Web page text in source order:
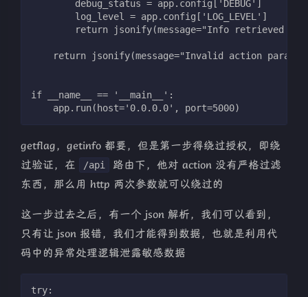
debug_status = app.config['DEBUG']
log_level = app.config['LOG_LEVEL']
return jsonify(message="Info retrieved
return jsonify(message="Invalid action
if __name__ == '__main__':
app.run(host='0.0.0.0', port=5000)
getflag，getinfo 都要，但是第一步得绕过授权，即绕
过验证，在
/api
路由下，他对 action 没有严格过滤
东西，那么用 http 两次参数就可以绕过的
这一步过去之后，有一个 json 解析，我们可以看到，
只有让 json 报错，我们才能得到数据，也就是利用代
码中的异常处理逻辑泄露敏感数据
try: